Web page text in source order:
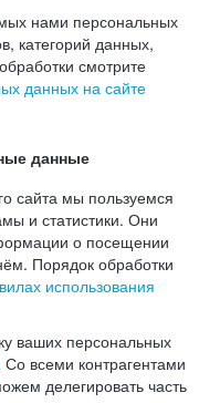
нами персональных
категорий данных,
смотрите
данных на сайте
данные
сайта мы пользуемся
и статистики. Они
о посещении
Порядок обработки
использования
ваших персональных
Со всеми контрагентами
делегировать часть